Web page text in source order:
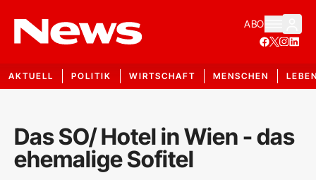
ABO
AKTUELL POLITIK WIRTSCHAFT MENSCHEN
Das SO/ Hotel in Wien - das
ehemalige Sofitel